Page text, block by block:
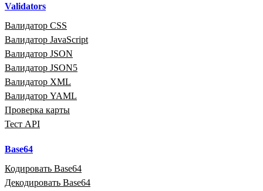
Validators
Валидатор CSS
Валидатор JavaScript
Валидатор JSON
Валидатор JSON5
Валидатор XML
Валидатор YAML
Проверка карты
Тест API
Base64
Кодировать Base64
Декодировать Base64